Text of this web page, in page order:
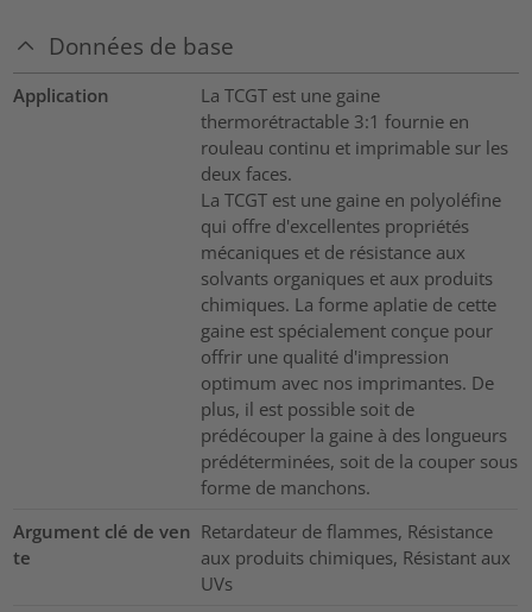
Données de base
Application
La TCGT est une gaine
thermorétractable 3:1 fournie en
rouleau continu et imprimable sur les
deux faces.
La TCGT est une gaine en polyoléfine
qui offre d'excellentes propriétés
mécaniques et de résistance aux
solvants organiques et aux produits
chimiques. La forme aplatie de cette
gaine est spécialement conçue pour
offrir une qualité d'impression
optimum avec nos imprimantes. De
plus, il est possible soit de
prédécouper la gaine à des longueurs
prédéterminées, soit de la couper sous
forme de manchons.
Argument clé de ven
te
Retardateur de flammes, Résistance
aux produits chimiques, Résistant aux
UVs